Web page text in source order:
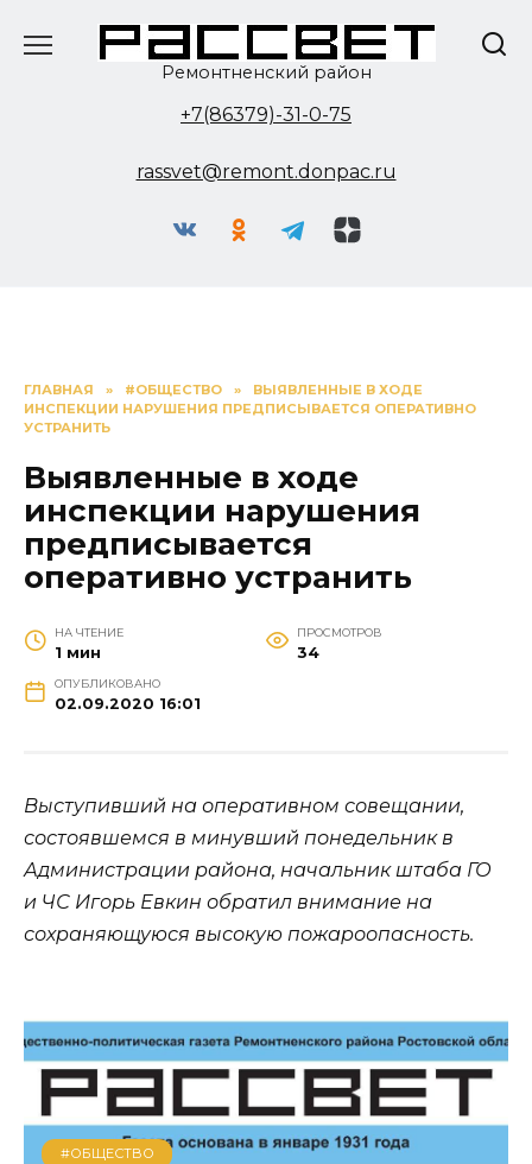
Ремонтненский район
+7(86379)-31-0-75
rassvet@remont.donpac.ru
ГЛАВНАЯ » #ОБЩЕСТВО »
ВЫЯВЛЕННЫЕ В ХОДЕ
ИНСПЕКЦИИ НАРУШЕНИЯ ПРЕДПИСЫВАЕТСЯ ОПЕРАТИВНО
УСТРАНИТЬ
Выявленные в ходе
инспекции нарушения
предписывается
оперативно устранить
НА ЧТЕНИЕ
1 мин
ПРОСМОТРОВ
34
ОПУБЛИКОВАНО
02.09.2020 16:01
Выступивший на оперативном совещании,
состоявшемся в минувший понедельник в
Администрации района, начальник штаба ГО
и ЧС Игорь Евкин обратил внимание на
сохраняющуюся высокую пожароопасность.
#ОБЩЕСТВО